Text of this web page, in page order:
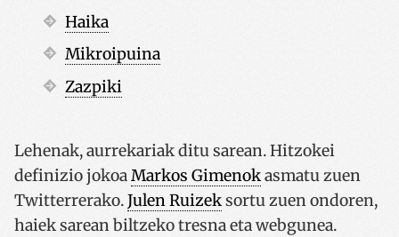
Haika
Mikroipuina
Zazpiki
Lehenak, aurrekariak ditu sarean. Hitzokei
definizio jokoaMarkos Gimenokasmatu zuen
Twitterrerako.Julen Ruizeksortu zuen ondoren,
haiek sarean biltzeko tresna eta webgunea.